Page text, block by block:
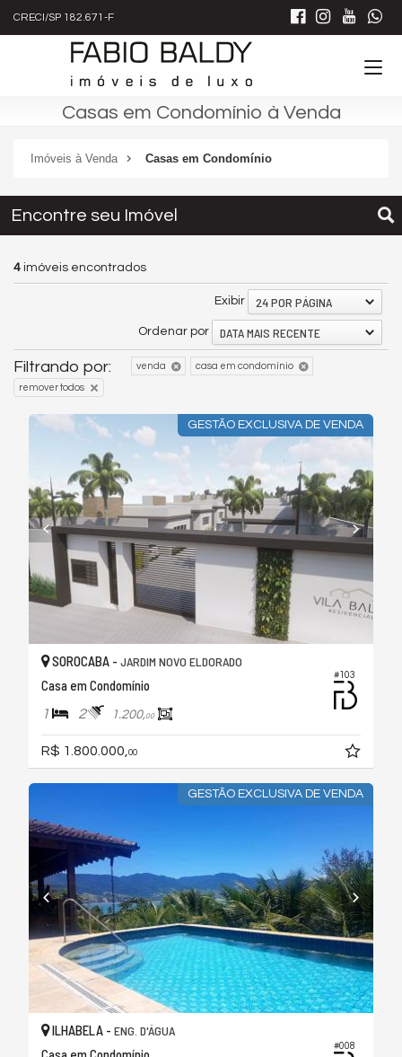
CRECI/SP 182.671-F
Casas em Condomínio à Venda
Imóveis à Venda Casas em Condomínio
Encontre seu Imóvel
4 imóveis encontrados
Exibir 24 POR PÁGINA
Ordenar por DATA MAIS RECENTE
Filtrando por: venda casa em condomínio
remover todos
GESTÃO EXCLUSIVA DE VENDA
#103
SOROCABA - JARDIM NOVO ELDORADO
Casa em Condomínio
1 2 1.200,00
R$ 1.800.000, 00
GESTÃO EXCLUSIVA DE VENDA
#008
ILHABELA - ENG. D'ÁGUA